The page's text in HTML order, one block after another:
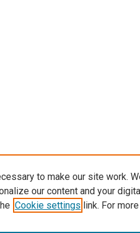
to make our site work.
our content and your
Cookie settings link. For